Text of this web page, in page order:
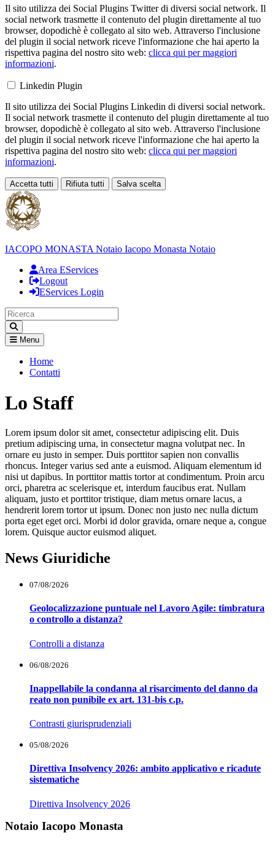
Il sito utilizza dei Social Plugins Twitter di diversi social network. Il
social network trasmette il contenuto del plugin direttamente al tuo
browser, dopodichè è collegato al sito web. Attraverso l'inclusione
del plugin il social network riceve l'informazione che hai aperto la
rispettiva pagina del nostro sito web: clicca qui per maggiori
informazioni.
Linkedin Plugin
Il sito utilizza dei Social Plugins Linkedin di diversi social network.
Il social network trasmette il contenuto del plugin direttamente al tuo
browser, dopodichè è collegato al sito web. Attraverso l'inclusione
del plugin il social network riceve l'informazione che hai aperto la
rispettiva pagina del nostro sito web: clicca qui per maggiori
informazioni.
Accetta tutti Rifiuta tutti Salva scelta
Loading...
IACOPO MONASTA Notaio Iacopo Monasta Notaio
Area EServices
Logout
EServices Login
Menu
Home
Contatti
Lo Staff
Lorem ipsum dolor sit amet, consectetur adipiscing elit. Duis
pretium adipiscing urna, in consectetur magna volutpat nec. In
ornare eu justo in semper. Duis porttitor sapien non convallis
rhoncus. Integer varius sed ante a euismod. Aliquam elementum id
nisi ut dapibus. In porttitor mattis tortor at condimentum. Proin arcu
orci, pharetra ac scelerisque et, interdum faucibus erat. Nullam
aliquam, justo et porttitor tristique, diam metus ornare lacus, a
hendrerit lorem tortor ut ipsum. Donec non justo nec nulla dictum
porta eget eget orci. Morbi id dolor gravida, ornare neque a, congue
lorem. Quisque auctor euismod aliquet.
News Giuridiche
07/08/2026
Geolocalizzazione puntuale nel Lavoro Agile: timbratura
o controllo a distanza?
Controlli a distanza
06/08/2026
Inappellabile la condanna al risarcimento del danno da
reato non punibile ex art. 131-bis c.p.
Contrasti giurisprudenziali
05/08/2026
Direttiva Insolvency 2026: ambito applicativo e ricadute
sistematiche
Direttiva Insolvency 2026
Notaio Iacopo Monasta